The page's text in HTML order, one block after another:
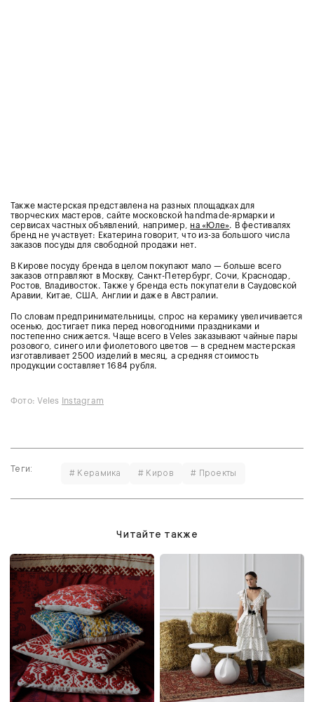
Также мастерская представлена на разных площадках для
творческих мастеров, сайте московской handmade-ярмарки и
сервисах частных объявлений, например, на «Юле». В фестивалях
бренд не участвует: Екатерина говорит, что из-за большого числа
заказов посуды для свободной продажи нет.
В Кирове посуду бренда в целом покупают мало — больше всего
заказов отправляют в Москву, Санкт-Петербург, Сочи, Краснодар,
Ростов, Владивосток. Также у бренда есть покупатели в Саудовской
Аравии, Китае, США, Англии и даже в Австралии.
По словам предпринимательницы, спрос на керамику увеличивается
осенью, достигает пика перед новогодними праздниками и
постепенно снижается. Чаще всего в Veles заказывают чайные пары
розового, синего или фиолетового цветов — в среднем мастерская
изготавливает 2500 изделий в месяц, а средняя стоимость
продукции составляет 1684 рубля.
Фото: Veles Instagram
Теги: # Керамика # Киров # Проекты
Читайте также